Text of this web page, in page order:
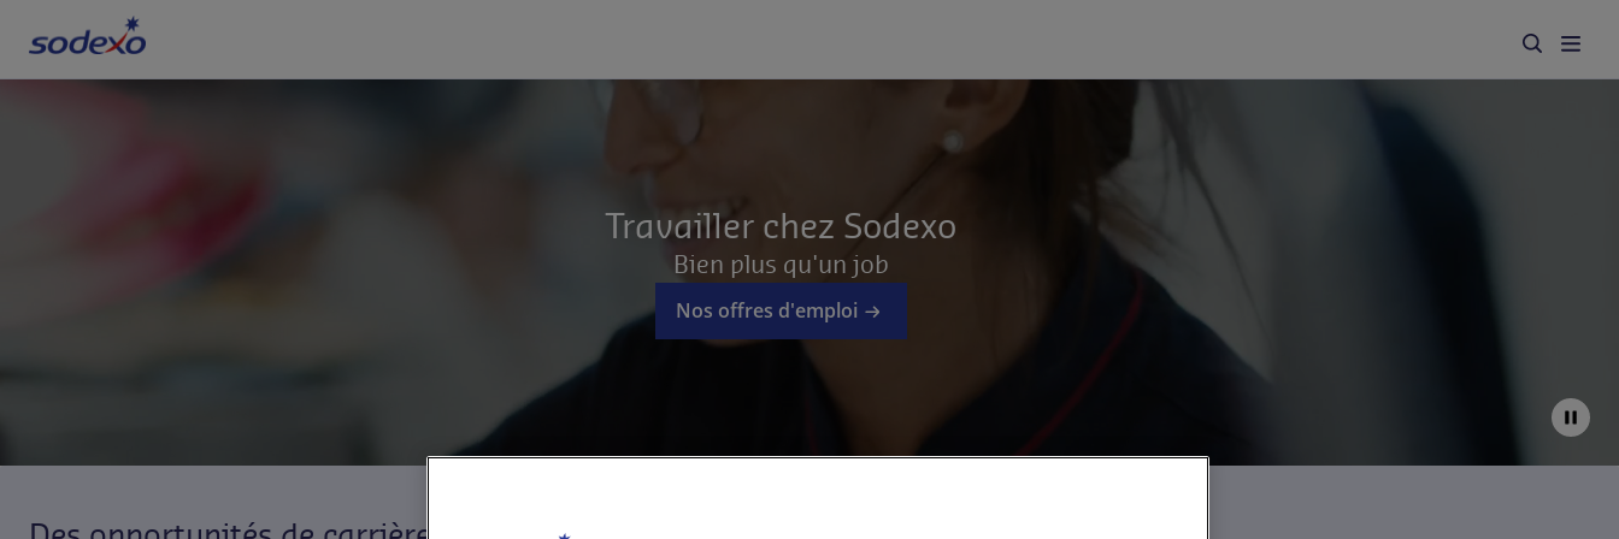
Jobs
Travailler chez Sodexo
Bien plus qu'un job
Nos offres d'emploi